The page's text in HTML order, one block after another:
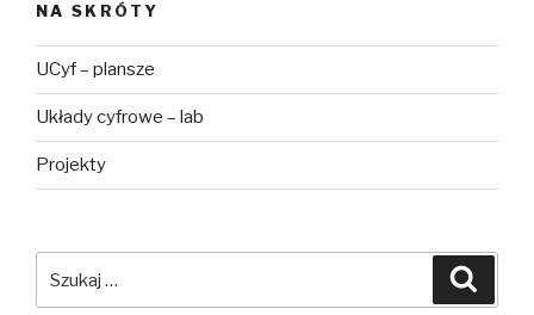
NA SKRÓTY
UCyf – plansze
Układy cyfrowe – lab
Projekty